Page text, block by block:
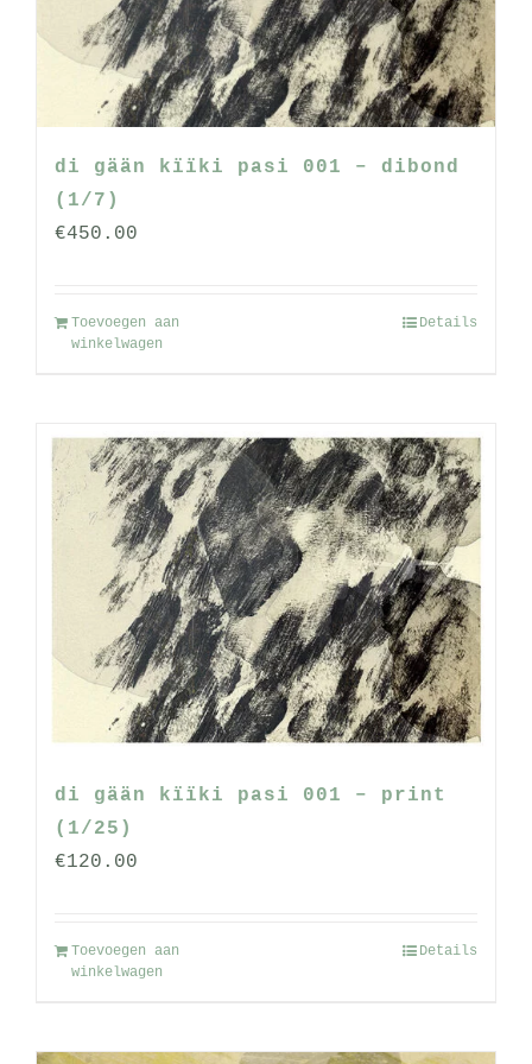
worden
op
de
productpagina
di gään kïïki pasi 001 – dibond
(1/7)
€450.00
Toevoegen aan
winkelwagen
Details
di gään kïïki pasi 001 – print
(1/25)
€120.00
Toevoegen aan
winkelwagen
Details